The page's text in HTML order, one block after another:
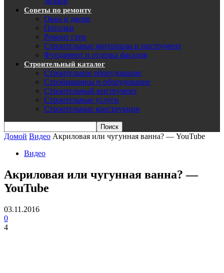
Советы по ремонту
Окна и двери
Потолки
Ремонт стен
Строительные материалы и инструмент
Фундамент и отделка фасадов
Строительный каталог
Строительное оборудование
Строймашины и оборудование
Строительный инструмент
Строительные услуги
Строительные конструкции
Домой Видео Акриловая или чугунная ванна? — YouTube
Видео
Акриловая или чугунная ванна? —
YouTube
03.11.2016
0
4